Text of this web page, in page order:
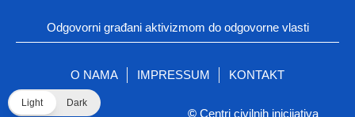
Odgovorni građani aktivizmom do odgovorne vlasti
O NAMA IMPRESSUM KONTAKT
© Centri civilnih inicijativa
Light Dark